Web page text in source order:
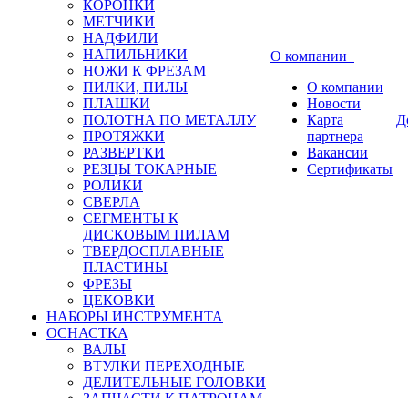
КОРОНКИ
МЕТЧИКИ
НАДФИЛИ
НАПИЛЬНИКИ
НОЖИ К ФРЕЗАМ
ПИЛКИ, ПИЛЫ
ПЛАШКИ
ПОЛОТНА ПО МЕТАЛЛУ
ПРОТЯЖКИ
РАЗВЕРТКИ
РЕЗЦЫ ТОКАРНЫЕ
РОЛИКИ
СВЕРЛА
СЕГМЕНТЫ К
ДИСКОВЫМ ПИЛАМ
ТВЕРДОСПЛАВНЫЕ
ПЛАСТИНЫ
ФРЕЗЫ
ЦЕКОВКИ
НАБОРЫ ИНСТРУМЕНТА
ОСНАСТКА
ВАЛЫ
ВТУЛКИ ПЕРЕХОДНЫЕ
ДЕЛИТЕЛЬНЫЕ ГОЛОВКИ
О компании
О компании
Новости
Карта
партнера
Вакансии
Сертификаты